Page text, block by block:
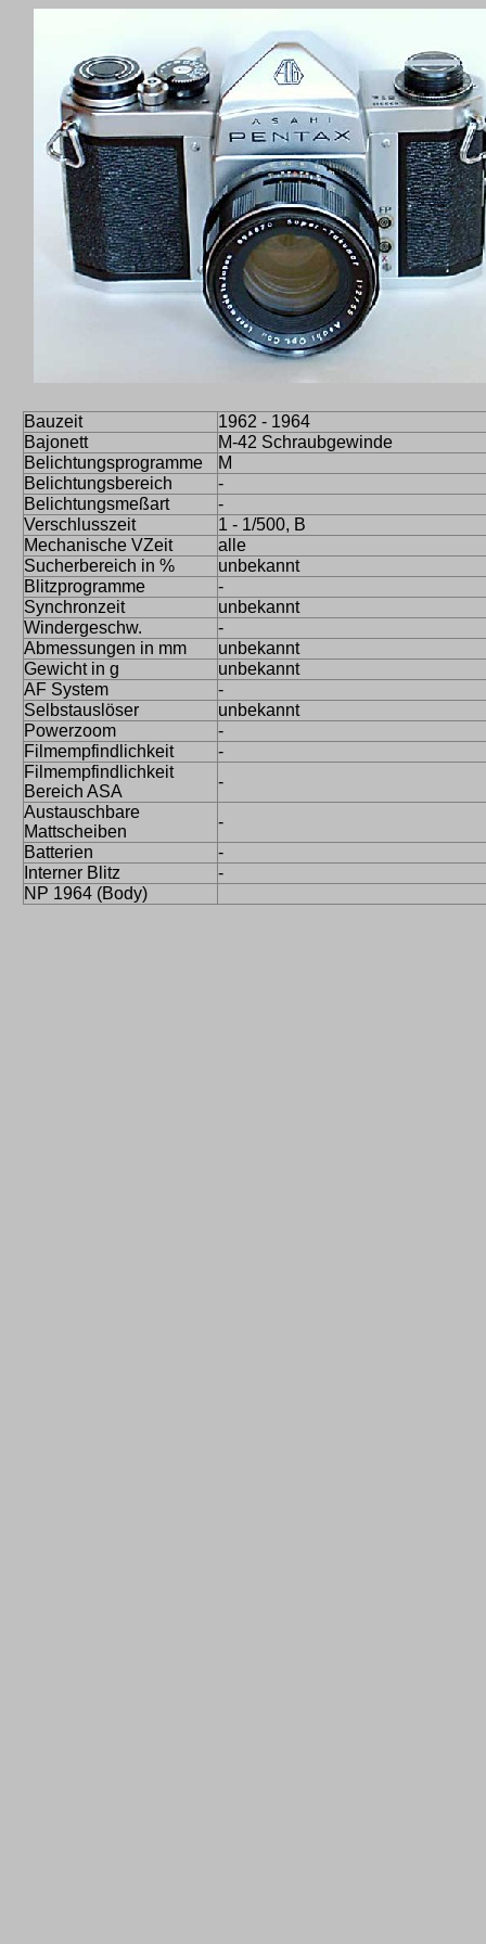
Bauzeit
1962 - 1964
Bajonett
M-42 Schraubgewinde
Belichtungsprogramme
M
Belichtungsbereich
-
Belichtungsmeßart
-
Verschlusszeit
1 - 1/500, B
Mechanische VZeit
alle
Sucherbereich in %
unbekannt
Blitzprogramme
-
Synchronzeit
unbekannt
Windergeschw.
-
Abmessungen in mm
unbekannt
Gewicht in g
unbekannt
AF System
-
Selbstauslöser
unbekannt
Powerzoom
-
Filmempfindlichkeit
-
Filmempfindlichkeit
Bereich ASA
-
Austauschbare
Mattscheiben
-
Batterien
-
Interner Blitz
-
NP 1964 (Body)